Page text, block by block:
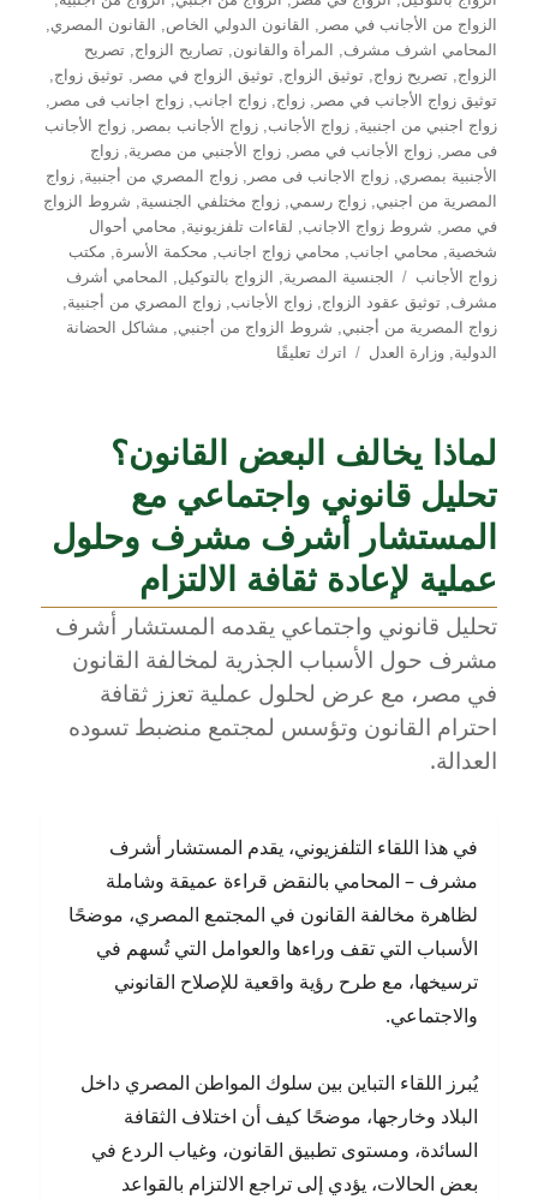
الزواج من الأجانب في مصر , القانون الدولي الخاص, القانون المصري,
المحامي اشرف مشرف, المرأة والقانون,تصاريح الزواج,تصريح
الزواج,تصريح زواج,توثيق الزواج,توثيق الزواج في مصر ,توثيق زواج,
توثيق زواج الأجانب في مصر ,زواج,زواج اجانب,زواج اجانب فى مصر ,
زواج اجنبي من اجنبية,زواج الأجانب,زواج الأجانب بمصر ,زواج الأجانب
فى مصر ,زواج الأجانب في مصر ,زواج الأجنبي من مصرية,زواج
الأجنبية بمصري,زواج الاجانب فى مصر ,زواج المصري من أجنبية,زواج
المصرية من اجنبي,زواج رسمي,زواج مختلفي الجنسية, شروط الزواج
في مصر , شروط زواج الاجانب, لقاءات تلفزيونية, محامي أحوال
شخصية, محامي اجانب, محامي زواج اجانب, محكمة الأسرة, مكتب
زواج الأجانب
الوسوم
الجنسية المصرية, الزواج بالتوكيل,
المحامي أشرف
مشرف,توثيق عقود الزواج,زواج الأجانب,زواج المصري من أجنبية,
زواج المصرية من أجنبي, شروط الزواج من أجنبي, مشاكل الحضانة
الدولية,وزارة العدل اترك تعليقًا
الأجانب
مصر:
المحامي
أشرف
مشرف
يشرح
الخطوات
القانونية
بالتفصيل
لماذا يخالف البعض القانون؟
تحليل قانوني واجتماعي مع
المستشار أشرف مشرف وحلول
عملية لإعادة ثقافة الالتزام
تحليل قانوني واجتماعي يقدمه المستشار أشرف
مشرف حول الأسباب الجذرية لمخالفة القانون
في مصر، مع عرض لحلول عملية تعزز ثقافة
احترام القانون وتؤسس لمجتمع منضبط تسوده
العدالة.
في هذا اللقاء التلفزيوني، يقدم المستشار أشرف
مشرف – المحامي بالنقض قراءة عميقة وشاملة
لظاهرة مخالفة القانون في المجتمع المصري، موضحًا
الأسباب التي تقف وراءها والعوامل التي تُسهم في
ترسيخها، مع طرح رؤية واقعية للإصلاح القانوني
والاجتماعي.
يُبرز اللقاء التباين بين سلوك المواطن المصري داخل
البلاد وخارجها، موضحًا كيف أن اختلاف الثقافة
السائدة، ومستوى تطبيق القانون، وغياب الردع في
بعض الحالات، يؤدي إلى تراجع الالتزام بالقواعد